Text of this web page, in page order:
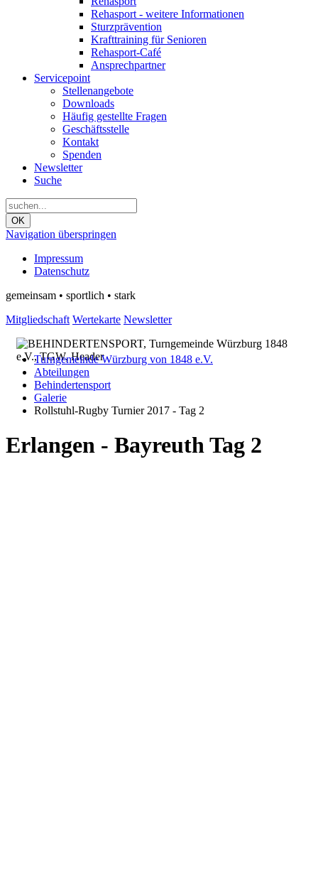
Rehasport - weitere Informationen
Sturzprävention
Krafttraining für Senioren
Rehasport-Café
Ansprechpartner
Servicepoint
Stellenangebote
Downloads
Häufig gestellte Fragen
Geschäftsstelle
Kontakt
Spenden
Newsletter
Suche
OK
Navigation überspringen
Impressum
Datenschutz
gemeinsam • sportlich • stark
Mitgliedschaft Wertekarte Newsletter
Turngemeinde Würzburg von 1848 e.V.
Abteilungen
Behindertensport
Galerie
Rollstuhl-Rugby Turnier 2017 - Tag 2
Erlangen - Bayreuth Tag 2